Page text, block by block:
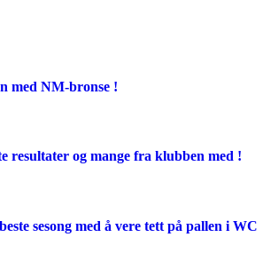
med NM-bronse !
resultater og mange fra klubben med !
sesong med å vere tett på pallen i WC